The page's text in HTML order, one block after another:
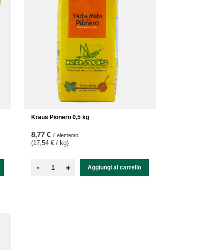
Kraus Pionero 0,5 kg
8,77 € / elemento
(17,54 € / kg)
- + Aggiungi al carrello